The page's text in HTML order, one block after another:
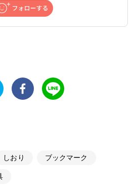
しおり ブックマーク